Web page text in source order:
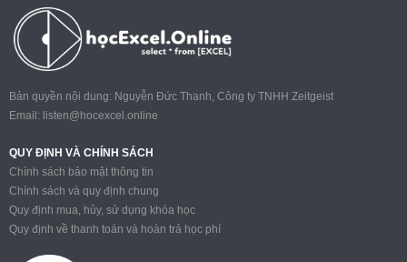
Bản quyền nội dung: Nguyễn Đức Thanh, Công ty TNHH Zeitgeist
Email: listen@hocexcel.online
QUY ĐỊNH VÀ CHÍNH SÁCH
Chính sách bảo mật thông tin
Chính sách và quy định chung
Quy định mua, hủy, sử dụng khóa học
Quy định về thanh toán và hoàn trả học phí